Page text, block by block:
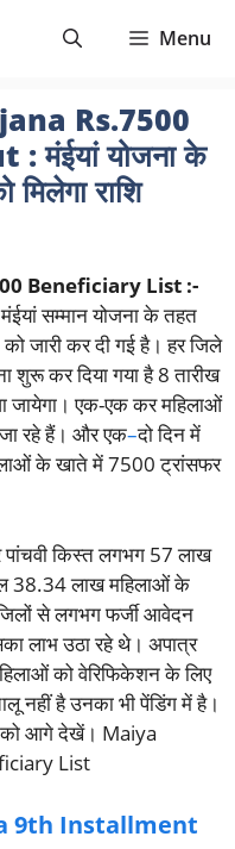
Menu
Rs.7500
मंईयां योजना के
राशि
Beneficiary List :-
सम्मान योजना के तहत
जारी कर दी गई है। हर जिले
कर दिया गया है 8 तारीख
जायेगा। एक-एक कर महिलाओं
रहे हैं। और एक–दो दिन में
के खाते में 7500 ट्रांसफर
पांचवी किस्त लगभग 57 लाख
38.34 लाख महिलाओं के
से लगभग फर्जी आवेदन
लाभ उठा रहे थे। अपात्र
को वेरिफिकेशन के लिए
नहीं है उनका भी पेंडिंग में है।
को आगे देखें। Maiya
List
9th Installment